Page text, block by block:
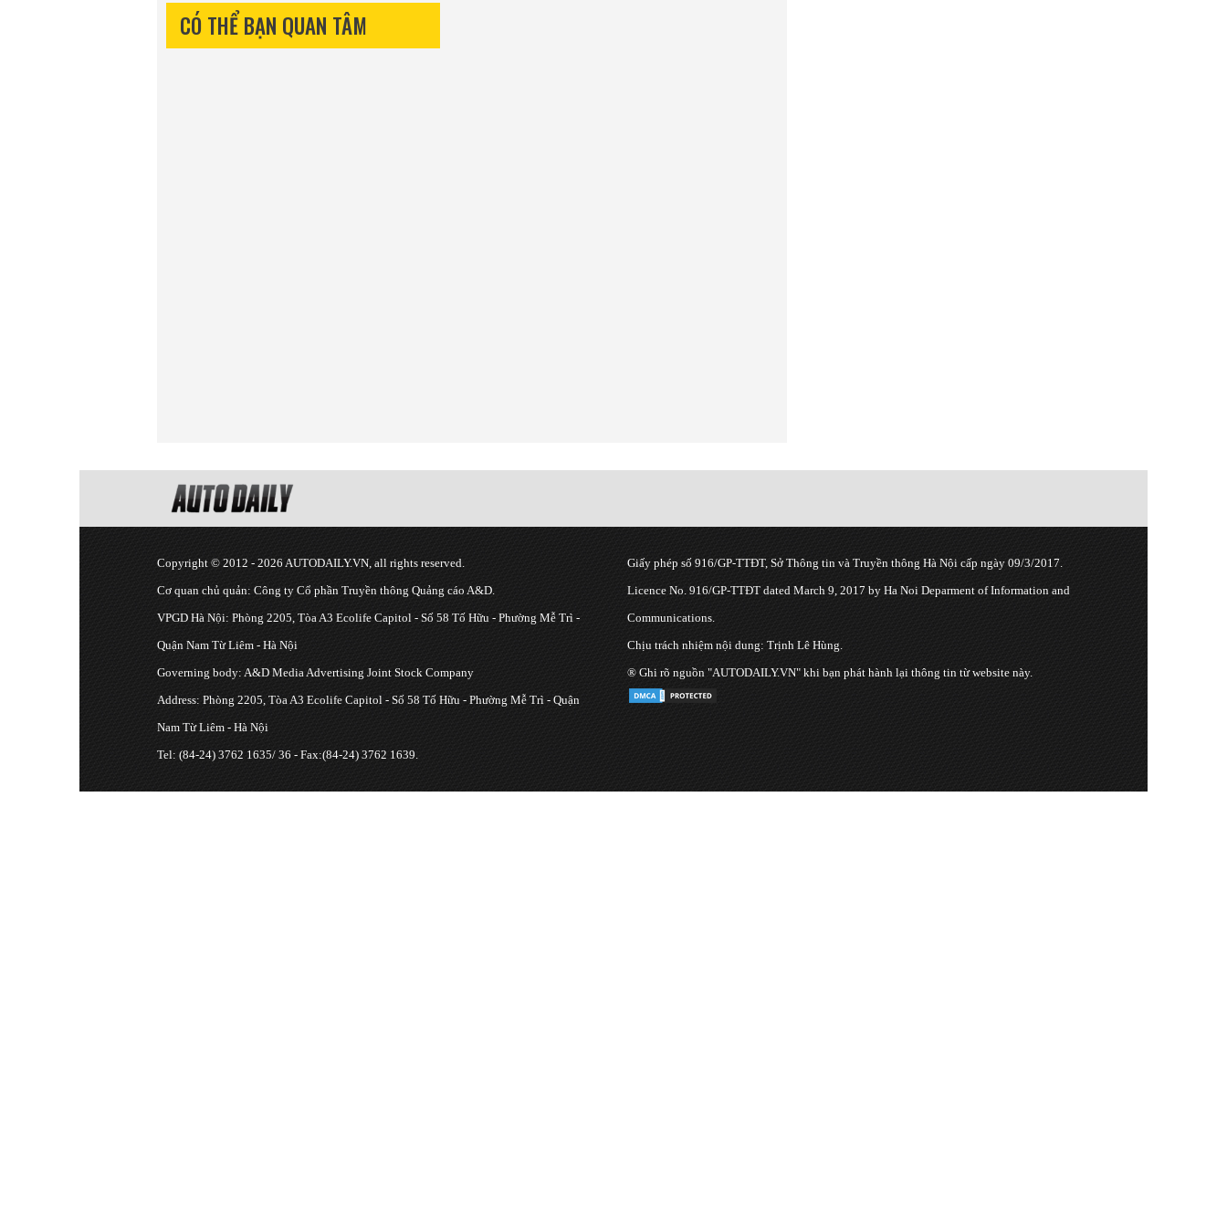
CÓ THỂ BẠN QUAN TÂM
Copyright © 2012 - 2026 AUTODAILY.VN, all rights reserved.
Cơ quan chủ quản: Công ty Cổ phần Truyền thông Quảng cáo A&D.
VPGD Hà Nội: Phòng 2205, Tòa A3 Ecolife Capitol - Số 58 Tố Hữu - Phường Mễ Trì -
Quận Nam Từ Liêm - Hà Nội
Governing body: A&D Media Advertising Joint Stock Company
Address: Phòng 2205, Tòa A3 Ecolife Capitol - Số 58 Tố Hữu - Phường Mễ Trì - Quận
Nam Từ Liêm - Hà Nội
Tel: (84-24) 3762 1635/ 36 - Fax:(84-24) 3762 1639.
Giấy phép số 916/GP-TTĐT, Sở Thông tin và Truyền thông Hà Nội cấp ngày 09/3/2017.
Licence No. 916/GP-TTĐT dated March 9, 2017 by Ha Noi Deparment of Information and
Communications.
Chịu trách nhiệm nội dung: Trịnh Lê Hùng.
® Ghi rõ nguồn "AUTODAILY.VN" khi bạn phát hành lại thông tin từ website này.